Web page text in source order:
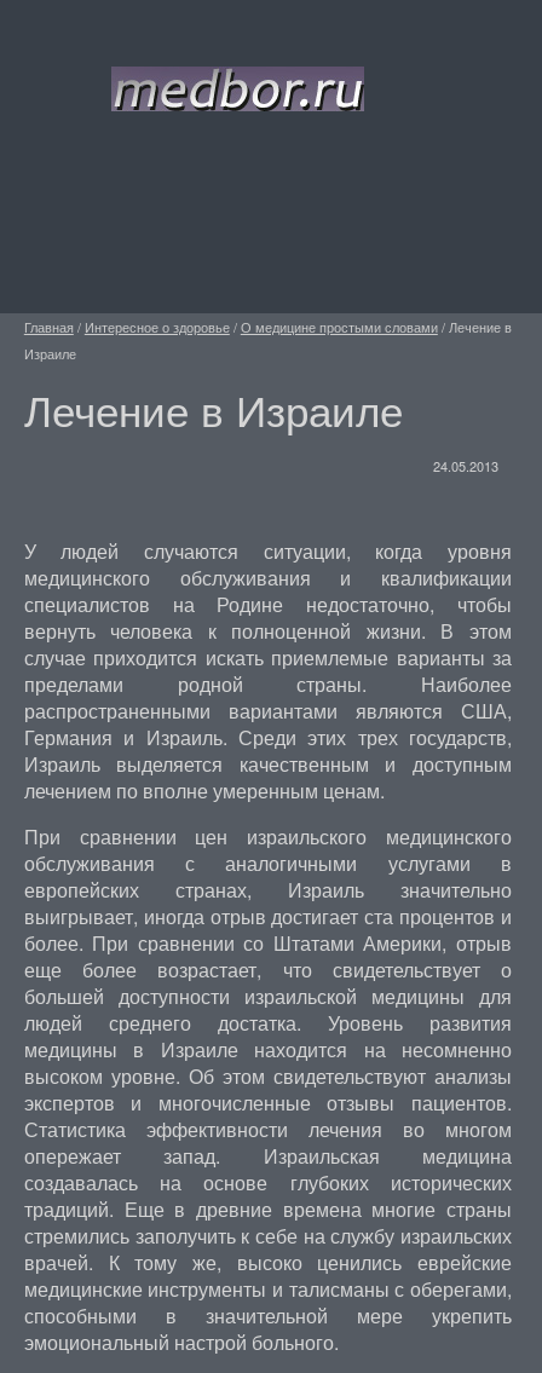
Главная / Интересное о здоровье/О медицине простыми словами/ Лечение в
Израиле
Лечение в Израиле
24.05.2013
У людей случаются ситуации, когда уровня
медицинского обслуживания и квалификации
специалистов на Родине недостаточно, чтобы
вернуть человека к полноценной жизни. В этом
случае приходится искать приемлемые варианты за
пределами родной страны. Наиболее
распространенными вариантами являются США,
Германия и Израиль. Среди этих трех государств,
Израиль выделяется качественным и доступным
лечением по вполне умеренным ценам.
При сравнении цен израильского медицинского
обслуживания с аналогичными услугами в
европейских странах, Израиль значительно
выигрывает, иногда отрыв достигает ста процентов и
более. При сравнении со Штатами Америки, отрыв
еще более возрастает, что свидетельствует о
большей доступности израильской медицины для
людей среднего достатка. Уровень развития
медицины в Израиле находится на несомненно
высоком уровне. Об этом свидетельствуют анализы
экспертов и многочисленные отзывы пациентов.
Статистика эффективности лечения во многом
опережает запад. Израильская медицина
создавалась на основе глубоких исторических
традиций. Еще в древние времена многие страны
стремились заполучить к себе на службу израильских
врачей. К тому же, высоко ценились еврейские
медицинские инструменты и талисманы с оберегами,
способными в значительной мере укрепить
эмоциональный настрой больного.